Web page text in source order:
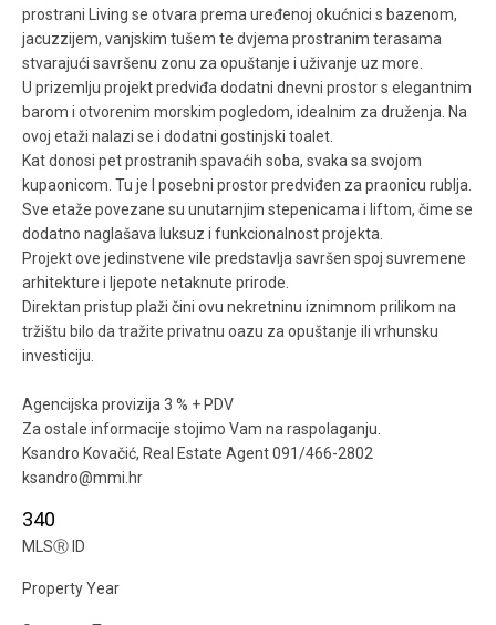
prostrani Living se otvara prema uređenoj okućnici s bazenom,
jacuzzijem, vanjskim tušem te dvjema prostranim terasama
stvarajući savršenu zonu za opuštanje i uživanje uz more.
U prizemlju projekt predviđa dodatni dnevni prostor s elegantnim
barom i otvorenim morskim pogledom, idealnim za druženja. Na
ovoj etaži nalazi se i dodatni gostinjski toalet.
Kat donosi pet prostranih spavaćih soba, svaka sa svojom
kupaonicom. Tu je I posebni prostor predviđen za praonicu rublja.
Sve etaže povezane su unutarnjim stepenicama i liftom, čime se
dodatno naglašava luksuz i funkcionalnost projekta.
Projekt ove jedinstvene vile predstavlja savršen spoj suvremene
arhitekture i ljepote netaknute prirode.
Direktan pristup plaži čini ovu nekretninu iznimnom prilikom na
tržištu bilo da tražite privatnu oazu za opuštanje ili vrhunsku
investiciju.
Agencijska provizija 3 % + PDV
Za ostale informacije stojimo Vam na raspolaganju.
Ksandro Kovačić, Real Estate Agent 091/466-2802
ksandro@mmi.hr
340
MLSⓇID
Property Year